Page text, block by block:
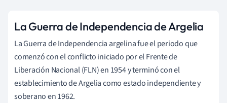
La Guerra de Independencia de Argelia
La Guerra de Independencia argelina fue el periodo que
comenzó con el conflicto iniciado por el Frente de
Liberación Nacional (FLN) en 1954 y terminó con el
establecimiento de Argelia como estado independiente y
soberano en 1962.